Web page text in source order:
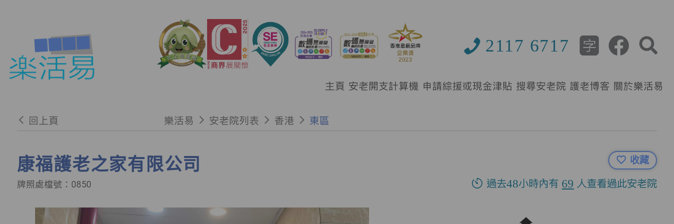
2117 6717
主頁 安老開支計算機 申請綜援或現金津貼 搜尋安老院 護老博客 關於樂活易
回上頁 樂活易 安老院列表 香港 東區
康福護老之家有限公司
牌照處檔號：0850
收藏
過去48小時內有 69 人查看過此安老院